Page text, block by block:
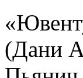
(Дани